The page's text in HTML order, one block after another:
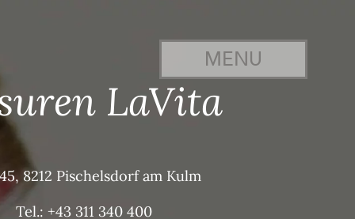
LaVita
8212 Pischelsdorf am Kulm
Tel.: +43 311 340 400